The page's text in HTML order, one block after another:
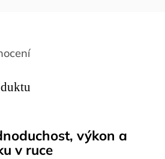
výkon a
v ruce